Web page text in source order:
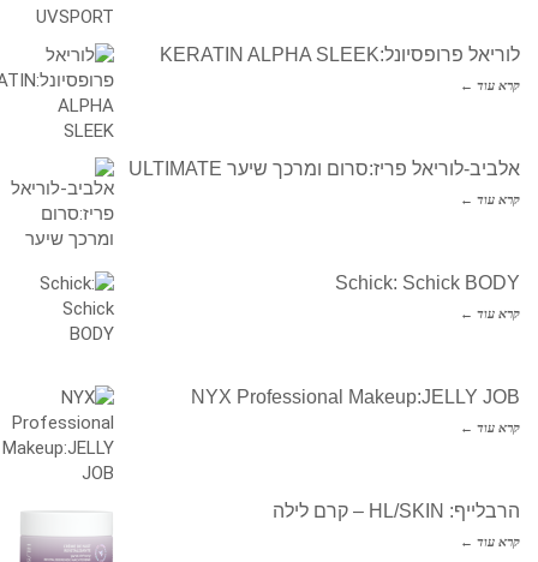
לוריאל פרופסיונל:KERATIN ALPHA SLEEK
קרא עוד ←
אלביב-לוריאל פריז:סרום ומרכך שיער ULTIMATE
קרא עוד ←
Schick: Schick BODY
קרא עוד ←
NYX Professional Makeup:JELLY JOB
קרא עוד ←
הרבלייף: HL/SKIN – קרם לילה
קרא עוד ←